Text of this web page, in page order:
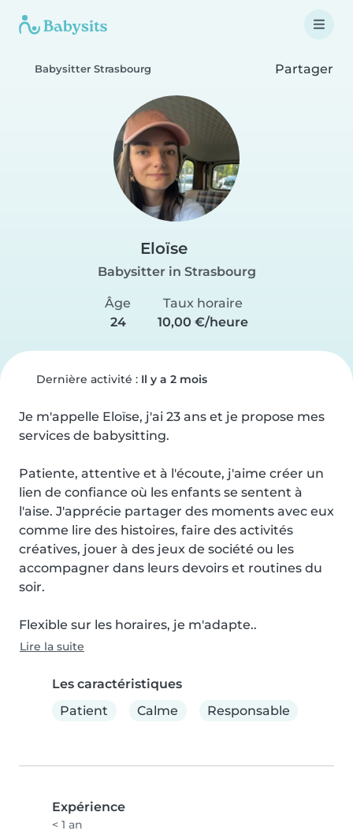
Babysitter Strasbourg Partager
Eloïse
Babysitter in Strasbourg
Âge
24
Taux horaire
10,00 €/heure
Dernière activité : Il y a 2 mois
Je m'appelle Eloïse, j'ai 23 ans et je propose mes
services de babysitting.
Patiente, attentive et à l'écoute, j'aime créer un
lien de confiance où les enfants se sentent à
l'aise. J'apprécie partager des moments avec eux
comme lire des histoires, faire des activités
créatives, jouer à des jeux de société ou les
accompagner dans leurs devoirs et routines du
soir.
Flexible sur les horaires, je m'adapte..
Lire la suite
Les caractéristiques
Patient
Calme Responsable
Expérience
< 1 an